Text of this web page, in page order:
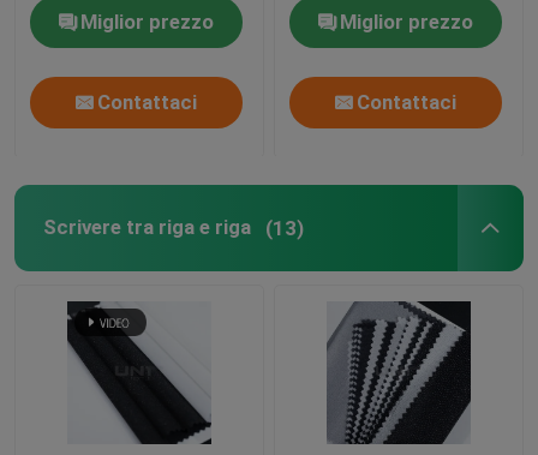
Miglior prezzo
Contattaci
N1208G
Miglior prezzo
Contattaci
Scrivere tra riga e riga (13)